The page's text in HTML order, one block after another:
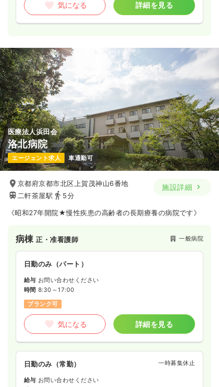
気になる 詳細を見る
医療法人浜田会
洛北病院
エージェント求人 車通勤可
京都府京都市北区上賀茂神山6番地
二軒茶屋駅
5分
施設詳細
《昭和27年開院★慢性疾患の高齢者の長期療養の病院です》
病棟正・准看護師 一般病院
日勤のみ（パート）
給与 お問い合わせください
時間 8:30～17:00
ブランク可
気になる 詳細を見る
日勤のみ（常勤） 一時募集休止
給与 お問い合わせください